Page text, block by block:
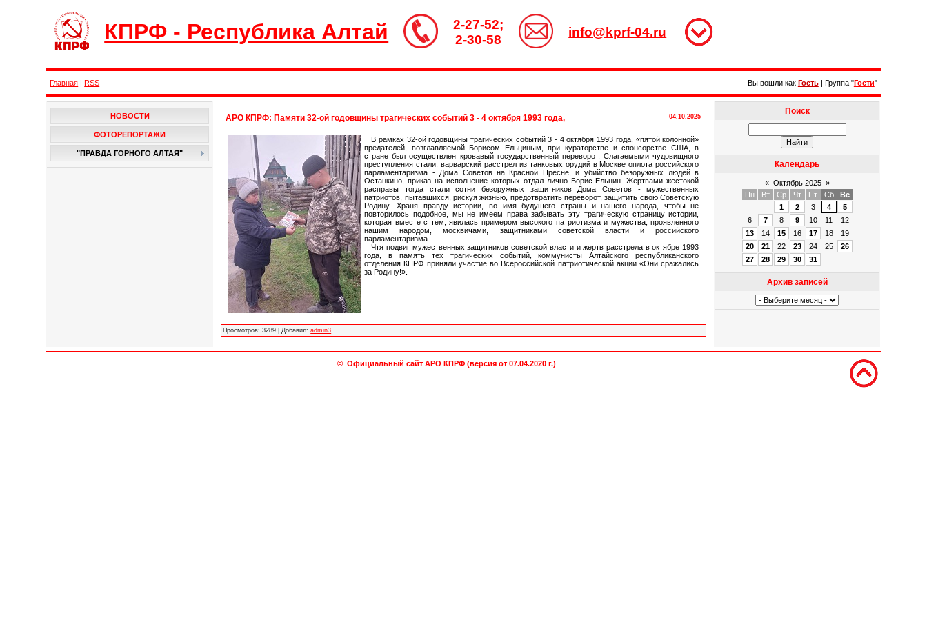
КПРФ - Республика Алтай
2-27-52;
2-30-58
info@kprf-04.ru
Главная |RSS Вы вошли как Гость| Группа "Гости"
НОВОСТИ
ФОТОРЕПОРТАЖИ
"ПРАВДА ГОРНОГО АЛТАЯ"
04.10.2025
АРО КПРФ: Памяти 32-ой годовщины трагических событий 3 - 4 октября 1993 года,
В рамках 32-ой годовщины трагических событий 3 - 4 октября 1993 года, «пятой колонной»
предателей, возглавляемой Борисом Ельциным, при кураторстве и спонсорстве США, в
стране был осуществлен кровавый государственный переворот. Слагаемыми чудовищного
преступления стали: варварский расстрел из танковых орудий в Москве оплота российского
парламентаризма - Дома Советов на Красной Пресне, и убийство безоружных людей в
Останкино, приказ на исполнение которых отдал лично Борис Ельцин. Жертвами жестокой
расправы тогда стали сотни безоружных защитников Дома Советов - мужественных
патриотов, пытавшихся, рискуя жизнью, предотвратить переворот, защитить свою Советскую
Родину. Храня правду истории, во имя будущего страны и нашего народа, чтобы не
повторилось подобное, мы не имеем права забывать эту трагическую страницу истории,
которая вместе с тем, явилась примером высокого патриотизма и мужества, проявленного
нашим народом, москвичами, защитниками советской власти и российского
парламентаризма.
Чтя подвиг мужественных защитников советской власти и жертв расстрела в октябре 1993
года, в память тех трагических событий, коммунисты Алтайского республиканского
отделения КПРФ приняли участие во Всероссийской патриотической акции «Они сражались
за Родину!».
Просмотров: 3289 |Добавил: admin3
Поиск
Календарь
« Октябрь 2025 »
Пн
Вт Ср Чт Пт Сб
Вс
1
2 3 4
5
6
7 8 9 10 11
12
13
14 15 16 17 18
19
20
21 22 23 24 25
26
27
28 29 30 31
Архив записей
© Официальный сайт АРО КПРФ (версия от 07.04.2020 г.)